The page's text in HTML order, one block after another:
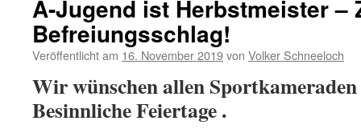
A-Jugend ist Herbstmeister –
Befreiungsschlag!
Veröffentlicht am 16. November 2019von Volker Schneeloch
Wir wünschen allen
Besinnliche Feiertage .